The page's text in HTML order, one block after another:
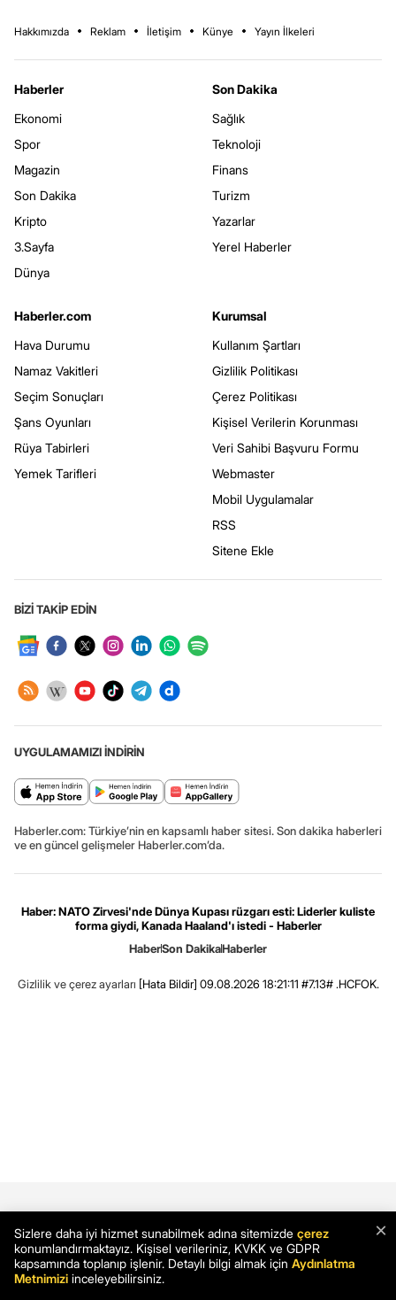
Hakkımızda Reklam İletişim Künye Yayın İlkeleri
Haberler
Ekonomi
Spor
Magazin
Son Dakika
Kripto
3.Sayfa
Dünya
Son Dakika
Sağlık
Teknoloji
Finans
Turizm
Yazarlar
Yerel Haberler
Haberler.com
Hava Durumu
Namaz Vakitleri
Seçim Sonuçları
Şans Oyunları
Rüya Tabirleri
Yemek Tarifleri
Kurumsal
Kullanım Şartları
Gizlilik Politikası
Çerez Politikası
Kişisel Verilerin Korunması
Veri Sahibi Başvuru Formu
Webmaster
Mobil Uygulamalar
RSS
Sitene Ekle
BİZİ TAKİP EDİN
UYGULAMAMIZI İNDİRİN
Haberler.com: Türkiye’nin en kapsamlı haber sitesi. Son dakika haberleri
ve en güncel gelişmeler Haberler.com’da.
Haber: NATO Zirvesi'nde Dünya Kupası rüzgarı esti: Liderler kuliste
forma giydi, Kanada Haaland'ı istedi - Haberler
HaberSon DakikaHaberler
Gizlilik ve çerez ayarları [Hata Bildir] 09.08.2026 18:21:11 #7.13# .HCFOK.
×
Sizlere daha iyi hizmet sunabilmek adına sitemizde çerez
konumlandırmaktayız. Kişisel verileriniz, KVKK ve GDPR
kapsamında toplanıp işlenir. Detaylı bilgi almak için Aydınlatma
Metnimizi inceleyebilirsiniz.